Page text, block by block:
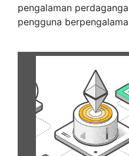
pengalaman
pengguna